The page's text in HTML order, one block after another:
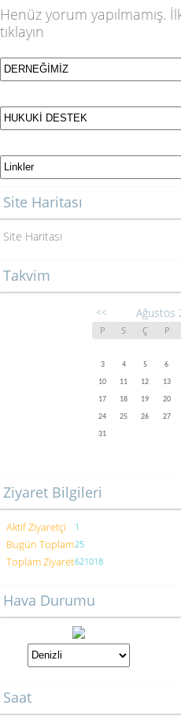
Henüz yorum yapılmamış.
tıklayın
Site Haritası
Site Haritası
Takvim
<< Ağustos
P S Ç P
3
4 5 6
10
11 12 13
17
18 19 20
24
25 26 27
31
Ziyaret Bilgileri
Aktif Ziyaretçi 1
Bugün Toplam25
Toplam Ziyaret621018
Hava Durumu
Saat